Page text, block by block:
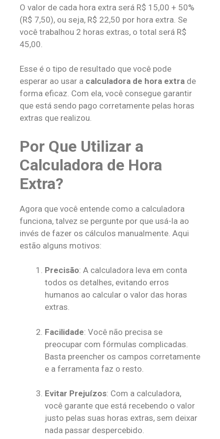
O valor de cada hora extra será R$ 15,00 + 50%
(R$ 7,50), ou seja, R$ 22,50 por hora extra. Se
você trabalhou 2 horas extras, o total será R$
45,00.
Esse é o tipo de resultado que você pode
esperar ao usar a calculadora de hora extra de
forma eficaz. Com ela, você consegue garantir
que está sendo pago corretamente pelas horas
extras que realizou.
Por Que Utilizar a
Calculadora de Hora
Extra?
Agora que você entende como a calculadora
funciona, talvez se pergunte por que usá-la ao
invés de fazer os cálculos manualmente. Aqui
estão alguns motivos:
Precisão: A calculadora leva em conta
todos os detalhes, evitando erros
humanos ao calcular o valor das horas
extras.
Facilidade: Você não precisa se
preocupar com fórmulas complicadas.
Basta preencher os campos corretamente
e a ferramenta faz o resto.
Evitar Prejuízos: Com a calculadora,
você garante que está recebendo o valor
justo pelas suas horas extras, sem deixar
nada passar despercebido.